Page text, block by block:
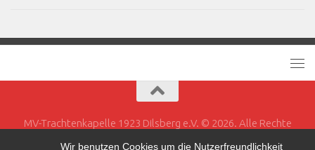
Wir benutzen Cookies um die Nutzerfreundlichkeit
MV-Trachtenkapelle 1923 Dilsberg e.V. © 2026. Alle Rechte